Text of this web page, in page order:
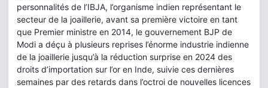
personnalités de l’IBJA, l’organisme indien représentant le
secteur de la joaillerie, avant sa première victoire en tant
que Premier ministre en 2014, le gouvernement BJP de
Modi a déçu à plusieurs reprises l’énorme industrie indienne
de la joaillerie jusqu’à la réduction surprise en 2024 des
droits d’importation sur l’or en Inde, suivie ces dernières
semaines par des retards dans l’octroi de nouvelles licences